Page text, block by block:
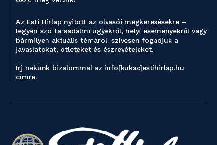
Az Esti Hírlap nyitott az olvasói megkeresésekre –
legyen szó társadalmi ügyekről, helyi eseményekről vagy
bármilyen aktuális témáról, szívesen fogadjuk a
javaslatokat, ötleteket és észrevételeket.
Írj nekünk bizalommal az info[kukac]estihirlap.hu
címre.